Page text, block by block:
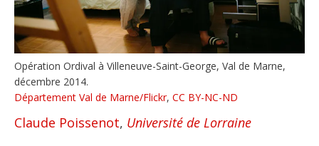
Opération Ordival à Villeneuve-Saint-George, Val de Marne,
décembre 2014.
Département Val de Marne/Flickr, CC BY-NC-ND
Claude Poissenot, Université de Lorraine